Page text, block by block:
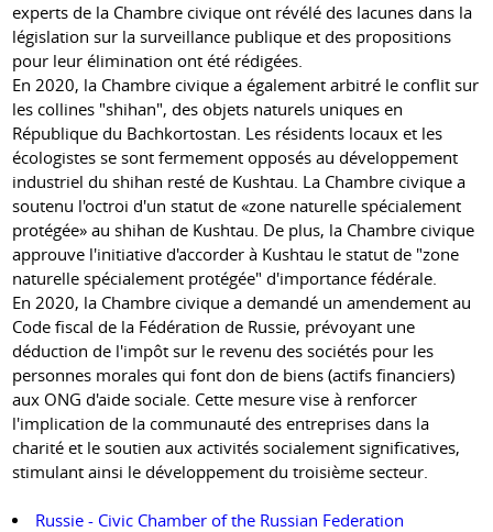
experts de la Chambre civique ont révélé des lacunes dans la
législation sur la surveillance publique et des propositions
pour leur élimination ont été rédigées.
En 2020, la Chambre civique a également arbitré le conflit sur
les collines "shihan", des objets naturels uniques en
République du Bachkortostan. Les résidents locaux et les
écologistes se sont fermement opposés au développement
industriel du shihan resté de Kushtau. La Chambre civique a
soutenu l'octroi d'un statut de «zone naturelle spécialement
protégée» au shihan de Kushtau. De plus, la Chambre civique
approuve l'initiative d'accorder à Kushtau le statut de "zone
naturelle spécialement protégée" d'importance fédérale.
En 2020, la Chambre civique a demandé un amendement au
Code fiscal de la Fédération de Russie, prévoyant une
déduction de l'impôt sur le revenu des sociétés pour les
personnes morales qui font don de biens (actifs financiers)
aux ONG d'aide sociale. Cette mesure vise à renforcer
l'implication de la communauté des entreprises dans la
charité et le soutien aux activités socialement significatives,
stimulant ainsi le développement du troisième secteur.
Russie - Civic Chamber of the Russian Federation